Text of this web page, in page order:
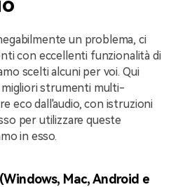
un problema, ci
con eccellenti funzionalità di
scelti alcuni per voi. Qui
strumenti multi-
eco dall'audio, con istruzioni
per utilizzare queste
in esso.
(Windows, Mac, Android e